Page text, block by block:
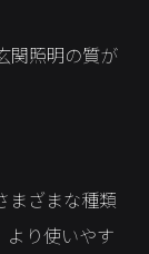
関照明の質が
まざまな種類
より使いやす